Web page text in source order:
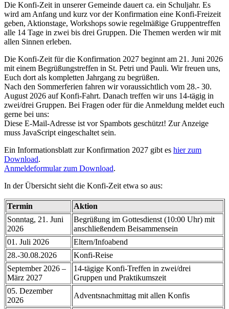
Die Konfi-Zeit in unserer Gemeinde dauert ca. ein Schuljahr. Es
wird am Anfang und kurz vor der Konfirmation eine Konfi-Freizeit
geben, Aktionstage, Workshops sowie regelmäßige Gruppentreffen
alle 14 Tage in zwei bis drei Gruppen. Die Themen werden wir mit
allen Sinnen erleben.
Die Konfi-Zeit für die Konfirmation 2027 beginnt am 21. Juni 2026
mit einem Begrüßungstreffen in St. Petri und Pauli. Wir freuen uns,
Euch dort als kompletten Jahrgang zu begrüßen.
Nach den Sommerferien fahren wir voraussichtlich vom 28.- 30.
August 2026 auf Konfi-Fahrt. Danach treffen wir uns 14-tägig in
zwei/drei Gruppen. Bei Fragen oder für die Anmeldung meldet euch
gerne bei uns:
Diese E-Mail-Adresse ist vor Spambots geschützt! Zur Anzeige
muss JavaScript eingeschaltet sein.
Ein Informationsblatt zur Konfirmation 2027 gibt es hier zum
Download.
Anmeldeformular zum Download.
In der Übersicht sieht die Konfi-Zeit etwa so aus:
Termin
Aktion
Sonntag, 21. Juni
2026
Begrüßung im Gottesdienst (10:00 Uhr) mit
anschließendem Beisammensein
01. Juli 2026
Eltern/Infoabend
28.-30.08.2026
Konfi-Reise
September 2026 –
März 2027
14-tägige Konfi-Treffen in zwei/drei
Gruppen und Praktikumszeit
05. Dezember
2026
Adventsnachmittag mit allen Konfis